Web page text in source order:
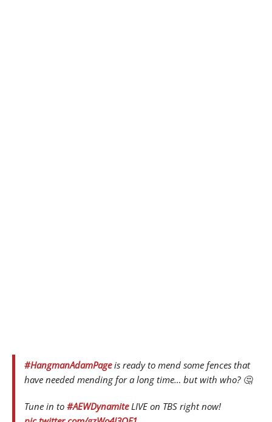
#HangmanAdamPageis ready to mend some fences that
have needed mending for a long time… but with who? 🤔
Tune in to #AEWDynamiteLIVE on TBS right now!